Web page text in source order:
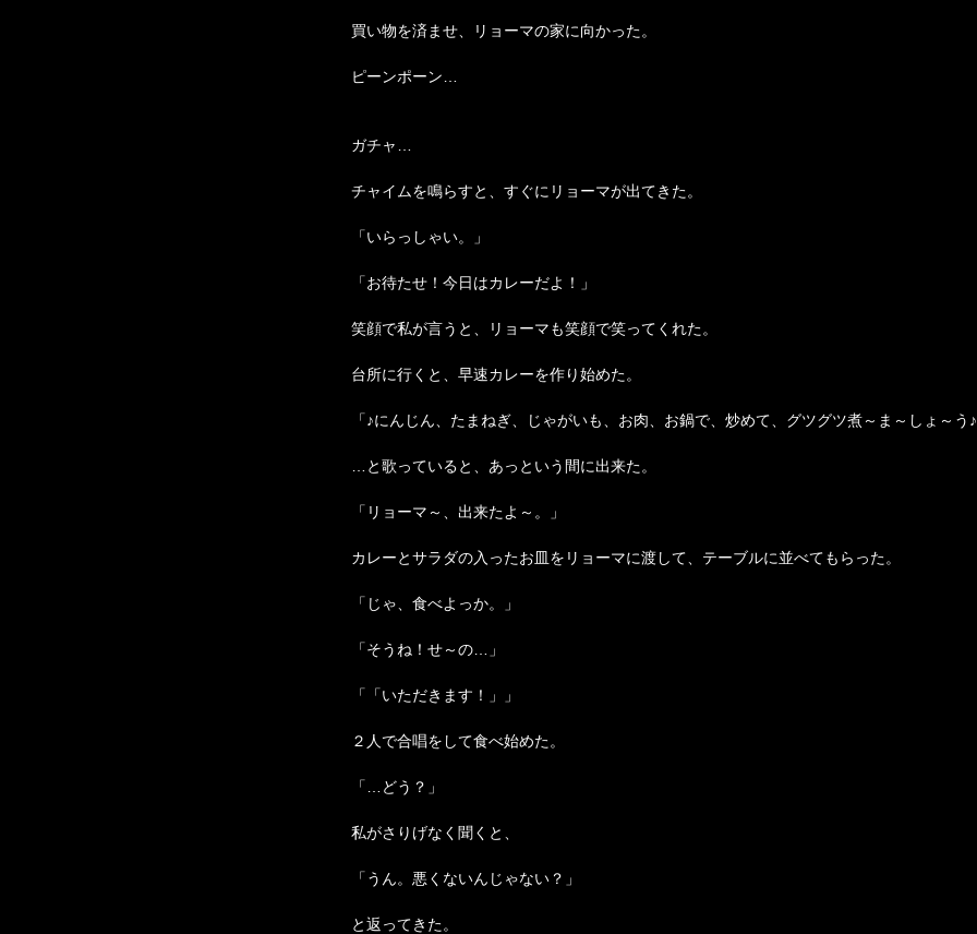
買い物を済ませ、リョーマの家に向かった。
ピーンポーン…
ガチャ…
チャイムを鳴らすと、すぐにリョーマが出てきた。
「いらっしゃい。」
「お待たせ！今日はカレーだよ！」
笑顔で私が言うと、リョーマも笑顔で笑ってくれた。
台所に行くと、早速カレーを作り始めた。
「♪にんじん、たまねぎ、じゃがいも、お肉、お鍋で、炒めて、グツグツ煮～ま～しょ～う
…と歌っていると、あっという間に出来た。
「リョーマ～、出来たよ～。」
カレーとサラダの入ったお皿をリョーマに渡して、テーブルに並べてもらった。
「じゃ、食べよっか。」
「そうね！せ～の…」
「「いただきます！」」
２人で合唱をして食べ始めた。
「…どう？」
私がさりげなく聞くと、
「うん。悪くないんじゃない？」
と返ってきた。